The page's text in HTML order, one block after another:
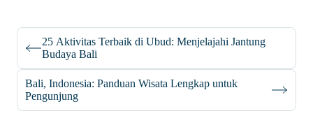
25 Aktivitas Terbaik di Ubud: Menjelajahi Jantung
Budaya Bali
Bali, Indonesia: Panduan Wisata Lengkap untuk
Pengunjung